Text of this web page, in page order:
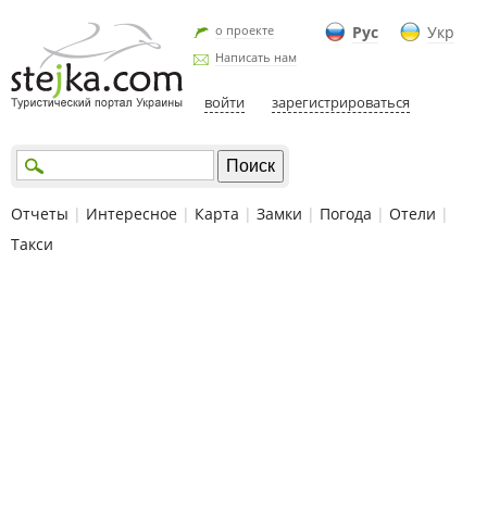
Рус Укр
о проекте
Написать нам
войти зарегистрироваться
Отчеты | Интересное | Карта | Замки | Погода | Отели |
Такси